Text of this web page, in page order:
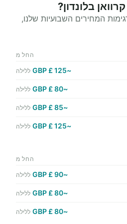
בלונדון?
המחירים השבועיות שלנו,
החל מ
~125 £ GBP ללילה
~80 £ GBP ללילה
~85 £ GBP ללילה
~125 £ GBP ללילה
החל מ
~90 £ GBP ללילה
~80 £ GBP ללילה
~80 £ GBP ללילה